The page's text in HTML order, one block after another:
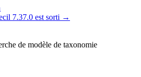
7.37.0 est sorti →
de modèle de taxonomie